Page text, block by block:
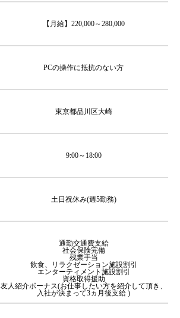
【月給】220,000～280,000
PCの操作に抵抗のない方
東京都品川区大崎
9:00～18:00
土日祝休み(週5勤務)
通勤交通費支給
社会保険完備
残業手当
飲食、リラクゼーション施設割引
エンターティメント施設割引
資格取得援助
友人紹介ボーナス(お仕事したい方を紹介して頂き、
入社が決まって3ヵ月後支給 )